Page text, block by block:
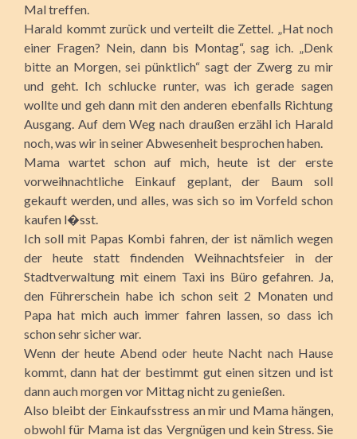
Mal treffen.
Harald kommt zurück und verteilt die Zettel. „Hat noch
einer Fragen? Nein, dann bis Montag“, sag ich. „Denk
bitte an Morgen, sei pünktlich“ sagt der Zwerg zu mir
und geht. Ich schlucke runter, was ich gerade sagen
wollte und geh dann mit den anderen ebenfalls Richtung
Ausgang. Auf dem Weg nach draußen erzähl ich Harald
noch, was wir in seiner Abwesenheit besprochen haben.
Mama wartet schon auf mich, heute ist der erste
vorweihnachtliche Einkauf geplant, der Baum soll
gekauft werden, und alles, was sich so im Vorfeld schon
kaufen l�sst.
Ich soll mit Papas Kombi fahren, der ist nämlich wegen
der heute statt findenden Weihnachtsfeier in der
Stadtverwaltung mit einem Taxi ins Büro gefahren. Ja,
den Führerschein habe ich schon seit 2 Monaten und
Papa hat mich auch immer fahren lassen, so dass ich
schon sehr sicher war.
Wenn der heute Abend oder heute Nacht nach Hause
kommt, dann hat der bestimmt gut einen sitzen und ist
dann auch morgen vor Mittag nicht zu genießen.
Also bleibt der Einkaufsstress an mir und Mama hängen,
obwohl für Mama ist das Vergnügen und kein Stress. Sie